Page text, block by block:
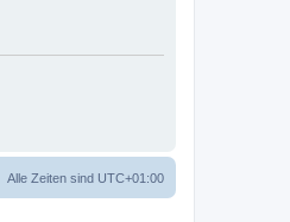
Alle Zeiten sind UTC+01:00